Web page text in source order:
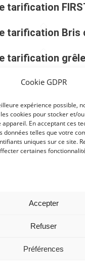
Cookie GDPR
expérience possible,
cookies pour stocker et/
En acceptant ces
données telles que votre
uniques sur ce site.
certaines
Accepter
Refuser
Préférences
tarification
tarification Bris
tarification